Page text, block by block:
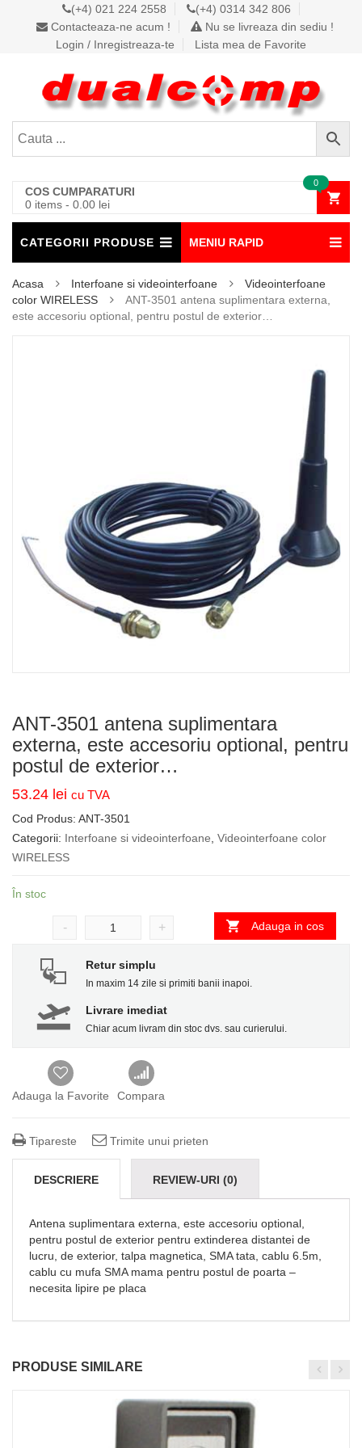
(+4) 021 224 2558
(+4) 0314 342 806
Contacteaza-ne acum !
Nu se livreaza din sediu !
Login / Inregistreaza-te
Lista mea de Favorite
COS CUMPARATURI
0 items - 0.00 lei
0
CATEGORII PRODUSE MENIU RAPID
Acasa Interfoane si videointerfoane
Videointerfoane
color WIRELESS
ANT-3501 antena suplimentara externa,
este accesoriu optional, pentru postul de exterior…
ANT-3501 antena suplimentara
externa, este accesoriu optional, pentru
postul de exterior…
53.24 lei cu TVA
Cod Produs: ANT-3501
Categorii: Interfoane si videointerfoane Videointerfoane color
WIRELESS
În stoc
- + Adauga in cos
Retur simplu
In maxim 14 zile si primiti banii inapoi.
Livrare imediat
Chiar acum livram din stoc dvs. sau curierului.
Adauga la Favorite Compara
Tipareste Trimite unui prieten
DESCRIERE REVIEW-URI (0)
Antena suplimentara externa, este accesoriu optional,
pentru postul de exterior pentru extinderea distantei de
lucru, de exterior, talpa magnetica, SMA tata, cablu 6.5m,
cablu cu mufa SMA mama pentru postul de poarta –
necesita lipire pe placa
PRODUSE SIMILARE